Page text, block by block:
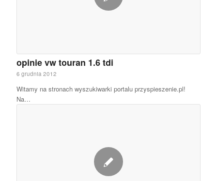
opinie vw touran 1.6 tdi
6 grudnia 2012
Witamy na stronach wyszukiwarki portalu przyspieszenie.pl!
Na…